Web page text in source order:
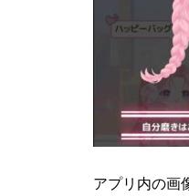
アプリ内の画